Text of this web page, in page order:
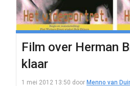
Film over Herman
klaar
1 mei 2012 13:50 door Menno van